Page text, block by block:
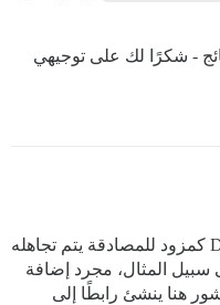
- شكرًا لك على توجيهي
أتساءل عما إذا كان استخدام Discourse كمزود للمصادقة يتم تجاهله
سبيل المثال، مجرد إضافة
هنا ينشئ رابطًا إلى